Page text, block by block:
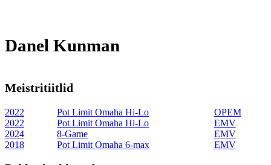
Danel Kunman
Meistritiitlid
2022 Pot Limit Omaha Hi-Lo
OPEM
2022
Pot Limit Omaha Hi-Lo
EMV
2024
8-Game
EMV
2018
Pot Limit Omaha 6-max EMV